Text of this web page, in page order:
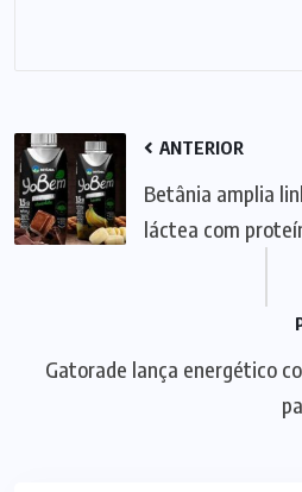
ANTERIOR
Betânia amplia
láctea com
Gatorade lança energético